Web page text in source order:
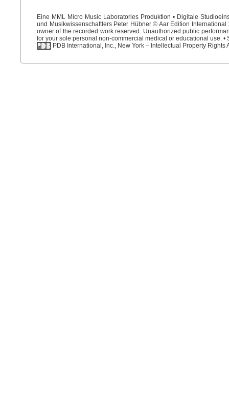
Eine MML Micro Music Laboratories Produktion • Digitale
und Musikwissenschaftlers Peter Hübner © Aar Edition
owner of the recorded work reserved. Unauthorized public
for your sole personal non-commercial medical or educational use.
PDB International, Inc., New York – Intellectual Property Rights